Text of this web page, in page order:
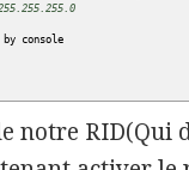
by console
notre